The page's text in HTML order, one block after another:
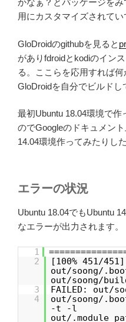
かなぁ？とパッケージを
用にカスタマイズされて
GloDroidのgithubを見ると
がありfdroidとkodiのイン
る。ここらを応用すれば
GloDroidを自分でビルドし
最初Ubuntu 18.04環境で
のでGoogleのドキュメン
14.04環境作ってみたりし
エラーの状況
Ubuntu 18.04でもUbuntu
なエラーが出力されます。
1
2
[100% 451/451]
out/soong/
out/soong/
3
FAILED: out/
4
out/soong/
-t -l
out/